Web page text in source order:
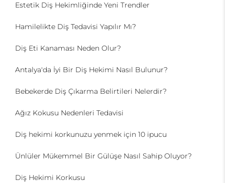
Estetik Diş Hekimliğinde Yeni Trendler
Hamilelikte Diş Tedavisi Yapılır Mı?
Diş Eti Kanaması Neden Olur?
Antalya'da İyi Bir Diş Hekimi Nasıl Bulunur?
Bebekerde Diş Çıkarma Belirtileri Nelerdir?
Ağız Kokusu Nedenleri Tedavisi
Diş hekimi korkunuzu yenmek için 10 ipucu
Ünlüler Mükemmel Bir Gülüşe Nasıl Sahip Oluyor?
Diş Hekimi Korkusu